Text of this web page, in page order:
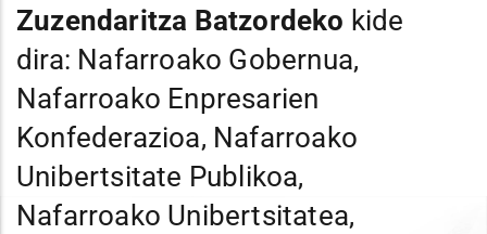
Zuzendaritza Batzordeko kide
dira: Nafarroako Gobernua,
Nafarroako Enpresarien
Konfederazioa, Nafarroako
Unibertsitate Publikoa,
Nafarroako Unibertsitatea,